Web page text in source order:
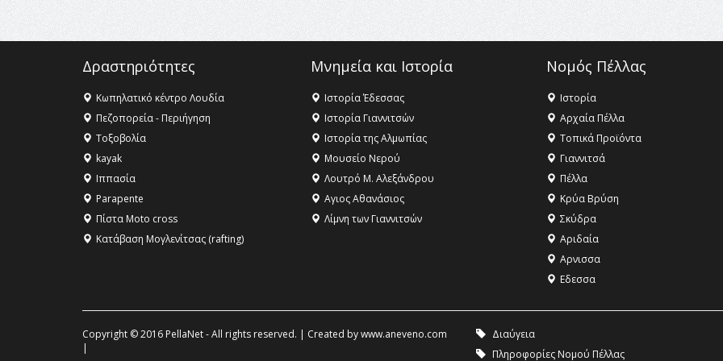
Δραστηριότητες
Κωπηλατικό κέντρο Λουδία
Πεζοπορεία - Περιήγηση
Τοξοβολία
kayak
Ιππασία
Parapente
Πίστα Moto cross
Κατάβαση Μογλενίτσας (rafting)
Μνημεία και Ιστορία
Ιστορία Έδεσσας
Ιστορία Γιαννιτσών
Ιστορία της Αλμωπίας
Μουσείο Νερού
Λουτρό Μ. Αλεξάνδρου
Αγιος Αθανάσιος
Λίμνη των Γιαννιτσών
Νομός Πέλλας
Ιστορία
Αρχαία Πέλλα
Τοπικά Προϊόντα
Γιαννιτσά
Πέλλα
Κρύα Βρύση
Σκύδρα
Αριδαία
Aρνισσα
Eδεσσα
Copyright © 2016 PellaNet - All rights reserved. | Created bywww.aneveno.com
|
Διαύγεια
Πληροφορίες Νομού Πέλλας